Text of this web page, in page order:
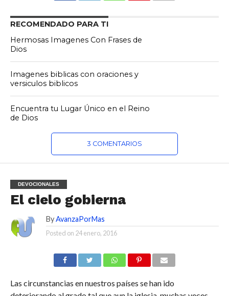
RECOMENDADO PARA TI
Hermosas Imagenes Con Frases de
Dios
Imagenes biblicas con oraciones y
versiculos biblicos
Encuentra tu Lugar Único en el Reino
de Dios
3 COMENTARIOS
DEVOCIONALES
El cielo gobierna
By AvanzaPorMas
Posted on 24 enero, 2016
Las circunstancias en nuestros países se han ido